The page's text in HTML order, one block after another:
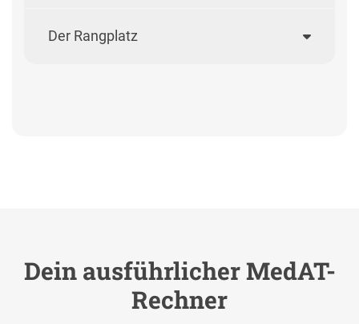
Der Rangplatz
Dein ausführlicher MedAT-
Rechner